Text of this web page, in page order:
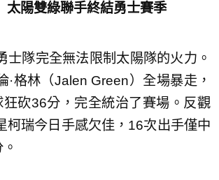
陽雙綠聯手終結勇士賽季
士隊完全無法限制太陽隊的火力。
·格林（Jalen Green）全場暴走，
砍36分，完全統治了賽場。反觀
柯瑞今日手感欠佳，16次出手僅中